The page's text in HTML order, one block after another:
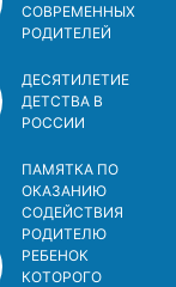
СОВРЕМЕННЫХ
РОДИТЕЛЕЙ
ДЕСЯТИЛЕТИЕ
ДЕТСТВА В
РОСCИИ
ПАМЯТКА ПО
ОКАЗАНИЮ
СОДЕЙСТВИЯ
РОДИТЕЛЮ
РЕБЕНОК
КОТОРОГО